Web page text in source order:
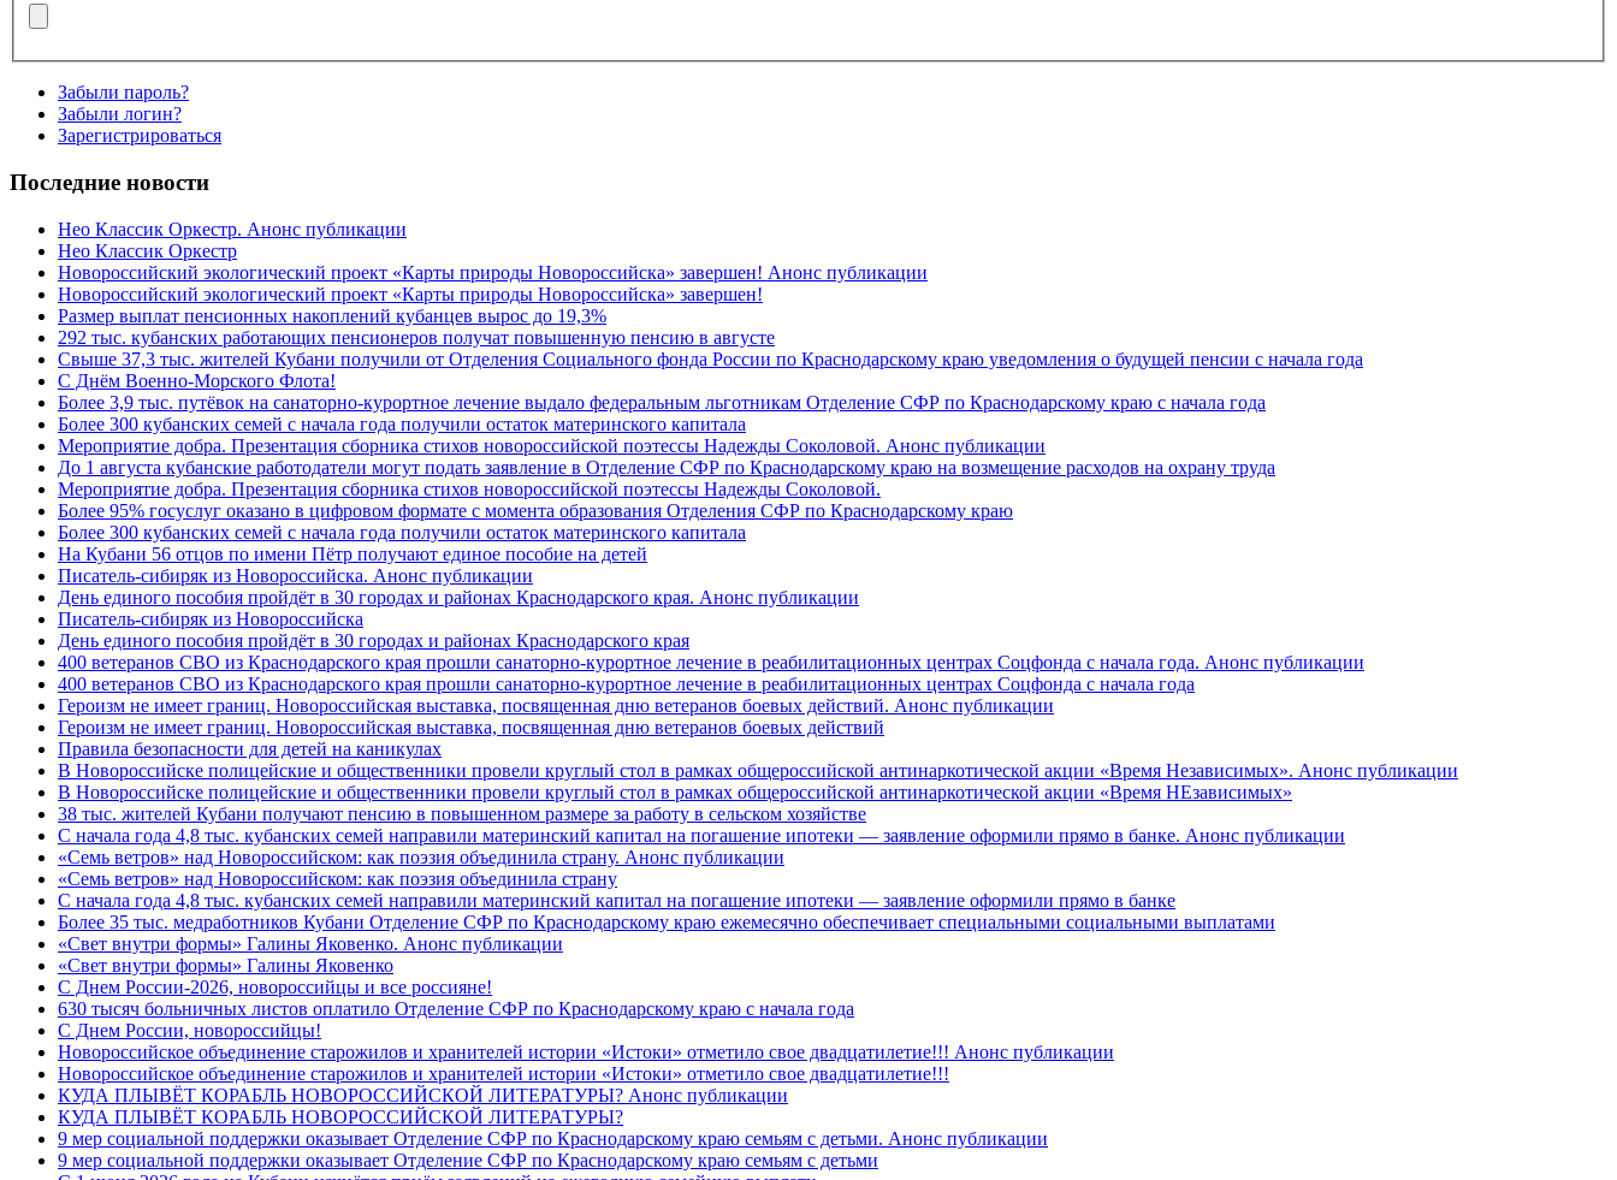
Забыли пароль?
Забыли логин?
Зарегистрироваться
Последние новости
Нео Классик Оркестр. Анонс публикации
Нео Классик Оркестр
Новороссийский экологический проект «Карты природы Новороссийска» завершен! Анонс публикации
Новороссийский экологический проект «Карты природы Новороссийска» завершен!
Размер выплат пенсионных накоплений кубанцев вырос до 19,3%
292 тыс. кубанских работающих пенсионеров получат повышенную пенсию в августе
Свыше 37,3 тыс. жителей Кубани получили от Отделения Социального фонда России по Краснодарскому краю уведомления о будущей пенсии с начала года
C Днём Военно-Морского Флота!
Более 3,9 тыс. путёвок на санаторно-курортное лечение выдало федеральным льготникам Отделение СФР по Краснодарскому краю с начала года
Более 300 кубанских семей с начала года получили остаток материнского капитала
Мероприятие добра. Презентация сборника стихов новороссийской поэтессы Надежды Соколовой. Анонс публикации
До 1 августа кубанские работодатели могут подать заявление в Отделение СФР по Краснодарскому краю на возмещение расходов на охрану труда
Мероприятие добра. Презентация сборника стихов новороссийской поэтессы Надежды Соколовой.
Более 95% госуслуг оказано в цифровом формате с момента образования Отделения СФР по Краснодарскому краю
Более 300 кубанских семей с начала года получили остаток материнского капитала
На Кубани 56 отцов по имени Пётр получают единое пособие на детей
Писатель-сибиряк из Новороссийска. Анонс публикации
День единого пособия пройдёт в 30 городах и районах Краснодарского края. Анонс публикации
Писатель-сибиряк из Новороссийска
День единого пособия пройдёт в 30 городах и районах Краснодарского края
400 ветеранов СВО из Краснодарского края прошли санаторно-курортное лечение в реабилитационных центрах Соцфонда с начала года. Анонс публикации
400 ветеранов СВО из Краснодарского края прошли санаторно-курортное лечение в реабилитационных центрах Соцфонда с начала года
Героизм не имеет границ. Новороссийская выставка, посвященная дню ветеранов боевых действий. Анонс публикации
Героизм не имеет границ. Новороссийская выставка, посвященная дню ветеранов боевых действий
Правила безопасности для детей на каникулах
В Новороссийске полицейские и общественники провели круглый стол в рамках общероссийской антинаркотической акции «Время Независимых». Анонс публикации
В Новороссийске полицейские и общественники провели круглый стол в рамках общероссийской антинаркотической акции «Время НЕзависимых»
38 тыс. жителей Кубани получают пенсию в повышенном размере за работу в сельском хозяйстве
С начала года 4,8 тыс. кубанских семей направили материнский капитал на погашение ипотеки — заявление оформили прямо в банке. Анонс публикации
«Семь ветров» над Новороссийском: как поэзия объединила страну. Анонс публикации
«Семь ветров» над Новороссийском: как поэзия объединила страну
С начала года 4,8 тыс. кубанских семей направили материнский капитал на погашение ипотеки — заявление оформили прямо в банке
Более 35 тыс. медработников Кубани Отделение СФР по Краснодарскому краю ежемесячно обеспечивает специальными социальными выплатами
«Свет внутри формы» Галины Яковенко. Анонс публикации
«Свет внутри формы» Галины Яковенко
C Днем России-2026, новороссийцы и все россияне!
630 тысяч больничных листов оплатило Отделение СФР по Краснодарскому краю с начала года
C Днем России, новороссийцы!
Новороссийское объединение старожилов и хранителей истории «Истоки» отметило свое двадцатилетие!!! Анонс публикации
Новороссийское объединение старожилов и хранителей истории «Истоки» отметило свое двадцатилетие!!!
КУДА ПЛЫВЁТ КОРАБЛЬ НОВОРОССИЙСКОЙ ЛИТЕРАТУРЫ? Анонс публикации
КУДА ПЛЫВЁТ КОРАБЛЬ НОВОРОССИЙСКОЙ ЛИТЕРАТУРЫ?
9 мер социальной поддержки оказывает Отделение СФР по Краснодарскому краю семьям с детьми. Анонс публикации
9 мер социальной поддержки оказывает Отделение СФР по Краснодарскому краю семьям с детьми